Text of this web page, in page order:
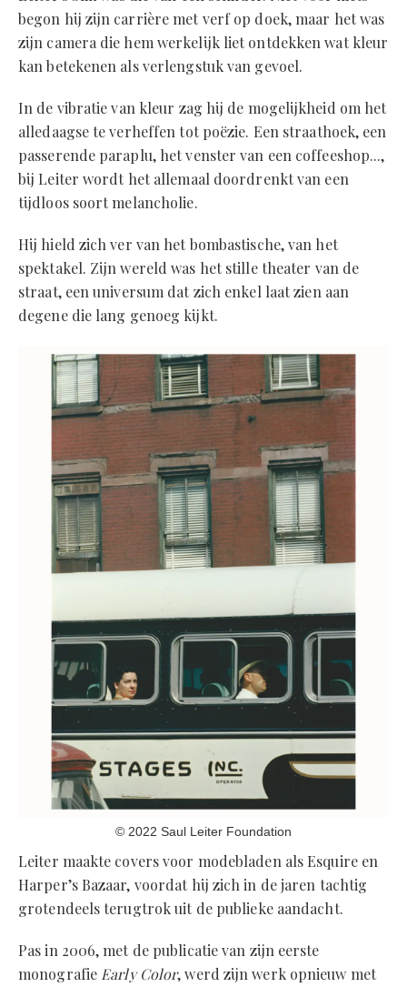
begon hij zijn carrière met verf op doek, maar het was
zijn camera die hem werkelijk liet ontdekken wat kleur
kan betekenen als verlengstuk van gevoel.
In de vibratie van kleur zag hij de mogelijkheid om het
alledaagse te verheffen tot poëzie. Een straathoek, een
passerende paraplu, het venster van een coffeeshop...,
bij Leiter wordt het allemaal doordrenkt van een
tijdloos soort melancholie.
Hij hield zich ver van het bombastische, van het
spektakel. Zijn wereld was het stille theater van de
straat, een universum dat zich enkel laat zien aan
degene die lang genoeg kijkt.
© 2022 Saul Leiter Foundation
Leiter maakte covers voor modebladen als Esquire en
Harper’s Bazaar, voordat hij zich in de jaren tachtig
grotendeels terugtrok uit de publieke aandacht.
Pas in 2006, met de publicatie van zijn eerste
monografie Early Color, werd zijn werk opnieuw met